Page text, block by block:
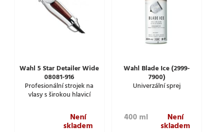
Wahl 5 Star Detailer Wide
08081-916
Profesionální strojek na
vlasy s širokou hlavicí
Není
skladem
Wahl Blade Ice (2999-
7900)
Univerzální sprej
400 ml Není
skladem